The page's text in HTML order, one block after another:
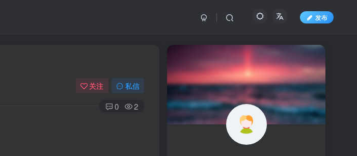
发布
关注 私信
0 2